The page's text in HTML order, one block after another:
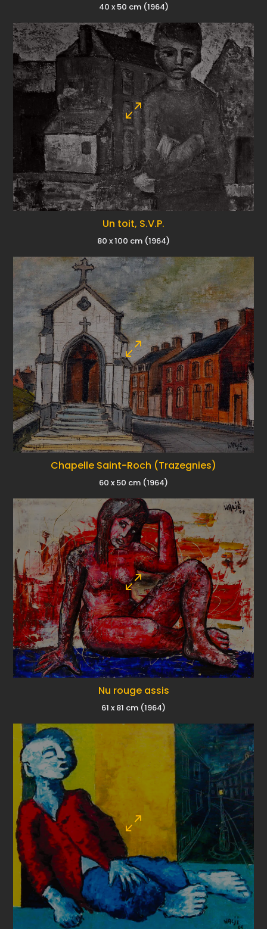
40 x 50 cm (1964)
Un toit, S.V.P.
80 x 100 cm (1964)
Chapelle Saint-Roch (Trazegnies)
60 x 50 cm (1964)
Nu rouge assis
61 x 81 cm (1964)